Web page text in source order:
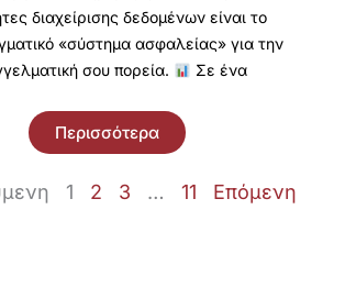
διαχείρισης δεδομένων είναι το
«σύστημα ασφαλείας» για την
σου πορεία.
Σε ένα
Περισσότερα
1 2 3 … 11 Επόμενη